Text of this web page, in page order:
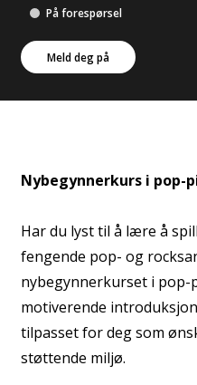
På forespørsel
Meld deg på
Nybegynnerkurs i pop-
Har du lyst til å lære å
fengende pop- og
nybegynnerkurset i pop-
motiverende
tilpasset for deg som
støttende miljø.